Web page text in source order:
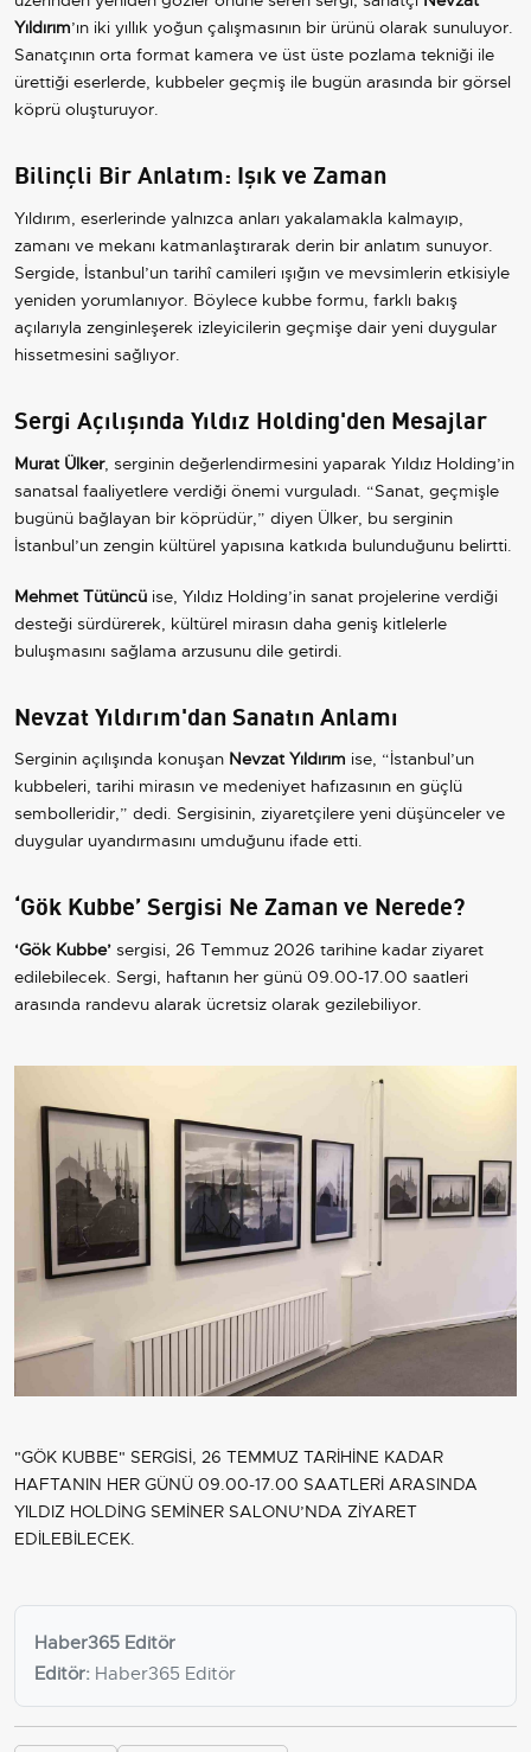
Yıldırım’ın iki yıllık yoğun çalışmasının bir ürünü olarak sunuluyor.
Sanatçının orta format kamera ve üst üste pozlama tekniği ile
ürettiği eserlerde, kubbeler geçmiş ile bugün arasında bir görsel
köprü oluşturuyor.
Bilinçli Bir Anlatım: Işık ve Zaman
Yıldırım, eserlerinde yalnızca anları yakalamakla kalmayıp,
zamanı ve mekanı katmanlaştırarak derin bir anlatım sunuyor.
Sergide, İstanbul’un tarihî camileri ışığın ve mevsimlerin etkisiyle
yeniden yorumlanıyor. Böylece kubbe formu, farklı bakış
açılarıyla zenginleşerek izleyicilerin geçmişe dair yeni duygular
hissetmesini sağlıyor.
Sergi Açılışında Yıldız Holding'den Mesajlar
Murat Ülker, serginin değerlendirmesini yaparak Yıldız Holding’in
sanatsal faaliyetlere verdiği önemi vurguladı. “Sanat, geçmişle
bugünü bağlayan bir köprüdür,” diyen Ülker, bu serginin
İstanbul’un zengin kültürel yapısına katkıda bulunduğunu belirtti.
Mehmet Tütüncü ise, Yıldız Holding’in sanat projelerine verdiği
desteği sürdürerek, kültürel mirasın daha geniş kitlelerle
buluşmasını sağlama arzusunu dile getirdi.
Nevzat Yıldırım'dan Sanatın Anlamı
Serginin açılışında konuşan Nevzat Yıldırım ise, “İstanbul’un
kubbeleri, tarihi mirasın ve medeniyet hafızasının en güçlü
sembolleridir,” dedi. Sergisinin, ziyaretçilere yeni düşünceler ve
duygular uyandırmasını umduğunu ifade etti.
‘Gök Kubbe’ Sergisi Ne Zaman ve Nerede?
‘Gök Kubbe’ sergisi, 26 Temmuz 2026 tarihine kadar ziyaret
edilebilecek. Sergi, haftanın her günü 09.00-17.00 saatleri
arasında randevu alarak ücretsiz olarak gezilebiliyor.
"GÖK KUBBE" SERGİSİ, 26 TEMMUZ TARİHİNE KADAR
HAFTANIN HER GÜNÜ 09.00-17.00 SAATLERİ ARASINDA
YILDIZ HOLDİNG SEMİNER SALONU’NDA ZİYARET
EDİLEBİLECEK.
Haber365 Editör
Editör: Haber365 Editör